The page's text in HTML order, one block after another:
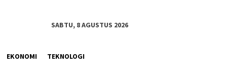
SABTU, 8 AGUSTUS 2026
EKONOMI TEKNOLOGI